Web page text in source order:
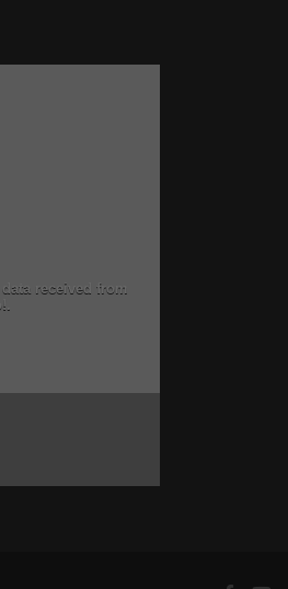
received from